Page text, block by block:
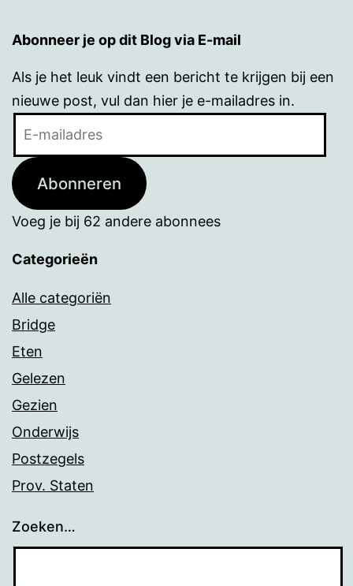
Abonneer je op dit Blog via E-mail
Als je het leuk vindt een bericht te krijgen bij een
nieuwe post, vul dan hier je e-mailadres in.
Abonneren
Voeg je bij 62 andere abonnees
Categorieën
Alle categoriën
Bridge
Eten
Gelezen
Gezien
Onderwijs
Postzegels
Prov. Staten
Zoeken…